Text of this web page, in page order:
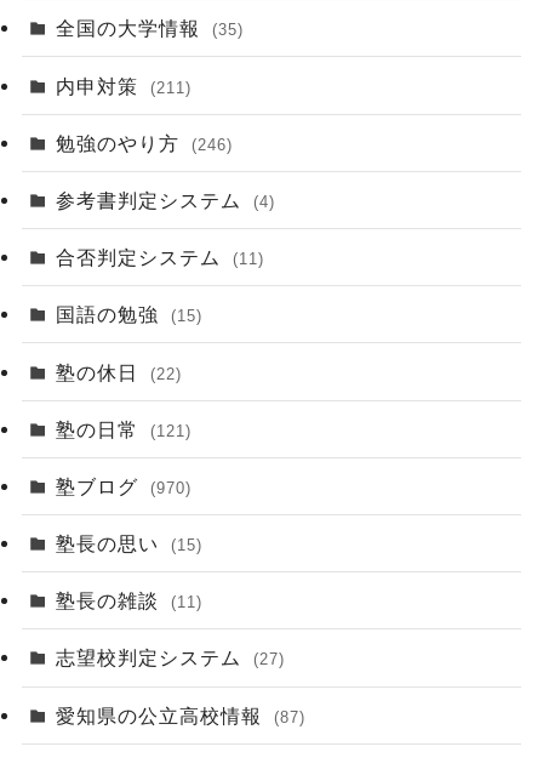
全国の大学情報 (35)
内申対策 (211)
勉強のやり方 (246)
参考書判定システム (4)
合否判定システム (11)
国語の勉強 (15)
塾の休日 (22)
塾の日常 (121)
塾ブログ (970)
塾長の思い (15)
塾長の雑談 (11)
志望校判定システム (27)
愛知県の公立高校情報 (87)